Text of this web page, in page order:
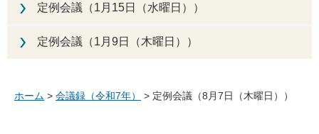
定例会議（1月15日（水曜日））
定例会議（1月9日（木曜日））
ホーム > 会議録（令和7年） > 定例会議（8月7日（木曜日））